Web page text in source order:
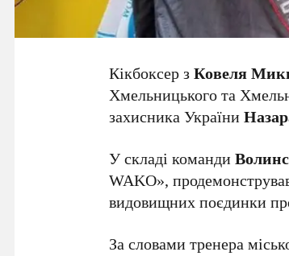
Кікбоксер зКовеля
Хмельницького та
захисника України
У складі команди
WAKO»,
видовищних поєдинки
За словами тренера